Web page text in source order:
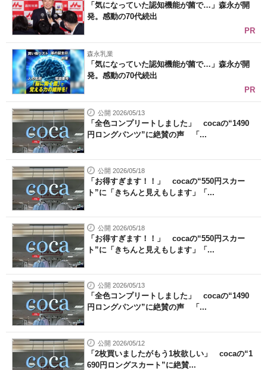
「気になっていた認知機能が菌で…」森永が開
発。感動の70代続出
PR
森永乳業
「気になっていた認知機能が菌で…」森永が開
発。感動の70代続出
PR
公開 2026/05/13
「全色コンプリートしました」 cocaの“1490
円ロングパンツ”に絶賛の声 「...
公開 2026/05/18
「お得すぎます！！」 cocaの“550円スカー
ト”に「きちんと見えもします」「...
公開 2026/05/18
「お得すぎます！！」 cocaの“550円スカー
ト”に「きちんと見えもします」「...
公開 2026/05/13
「全色コンプリートしました」 cocaの“1490
円ロングパンツ”に絶賛の声 「...
公開 2026/05/12
「2枚買いましたがもう1枚欲しい」 cocaの“1
690円ロングスカート”に絶賛...